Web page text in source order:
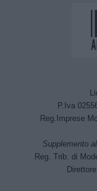
P.Iva
Reg.Imprese
Supplemento
Reg. Trib. di